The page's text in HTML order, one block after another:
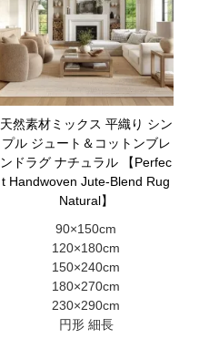
天然素材ミックス 平織り シン
プル ジュート＆コットンブレ
ンドラグ ナチュラル 【Perfec
t Handwoven Jute-Blend Rug
Natural】
90×150cm
120×180cm
150×240cm
180×270cm
230×290cm
円形 細長